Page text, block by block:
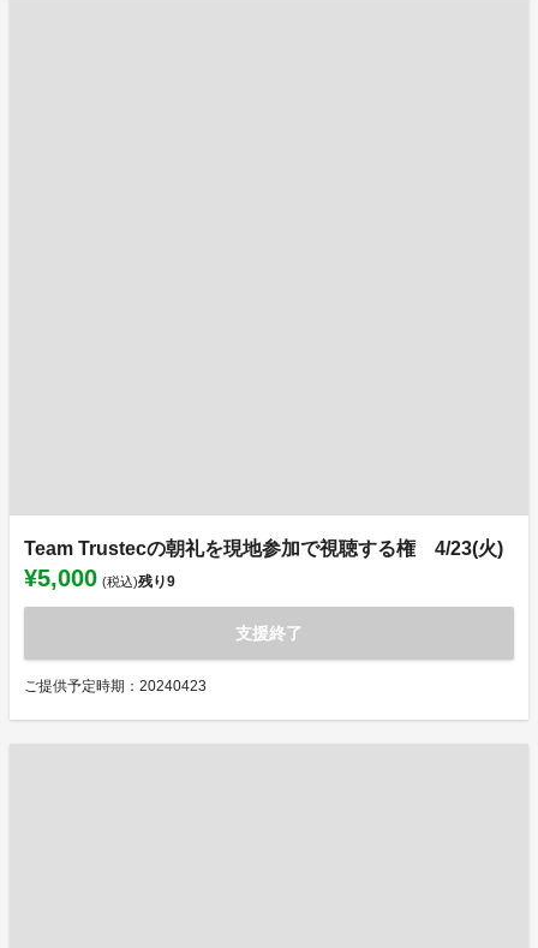
Team Trustecの朝礼を現地参加で視聴する権 4/23(火)
¥5,000 (税込)残り9
支援終了
ご提供予定時期：20240423